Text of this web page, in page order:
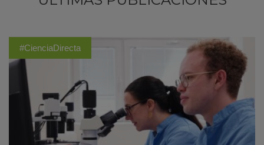
#CienciaDirecta